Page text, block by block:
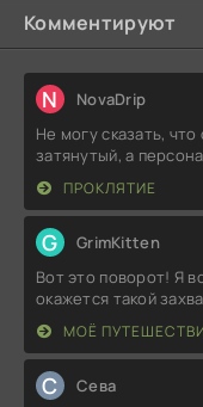
Комментируют
N NovaDrip
Не могу сказать,
затянутый, а
ПРОКЛЯТИЕ
G GrimKitten
Вот это поворот! Я
окажется такой
МОЁ
С Севa